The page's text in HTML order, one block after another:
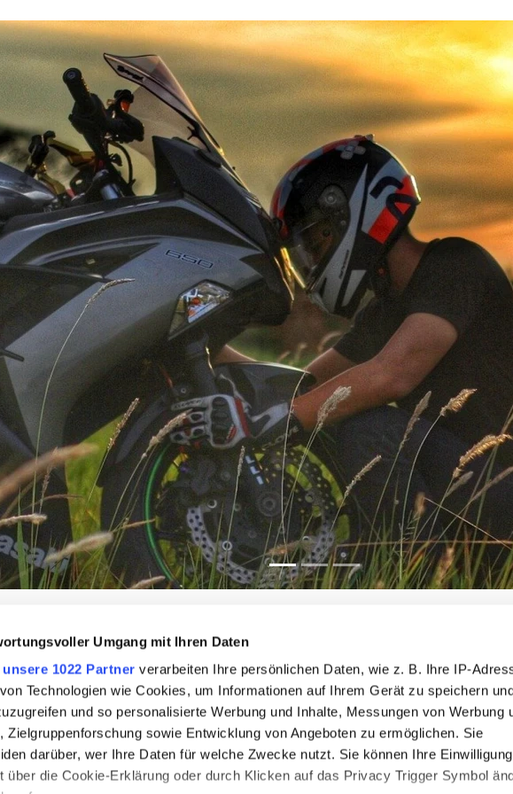
Umgang mit Ihren Daten
unsere 1022 Partner verarbeiten Ihre persönlichen Daten, wie z. B. Ihre IP-
Technologien wie Cookies, um Informationen auf Ihrem Gerät zu speichern
und so personalisierte Werbung und Inhalte, Messungen von Werbung
Zielgruppenforschung sowie Entwicklung von Angeboten zu ermöglichen. Sie
darüber, wer Ihre Daten für welche Zwecke nutzt. Sie können Ihre Einwilligung
über die Cookie-Erklärung oder durch Klicken auf das Privacy Trigger Symbol
Alte Landratsvilla Hotel Bender GmbH
Wilhelmstraße 28
56457 Westerburg
Telefon:02663911690
E-Mail:info@hotel-bender-westerburg.de